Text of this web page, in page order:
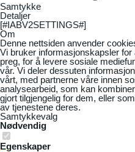
Samtykke
Detaljer
[#IABV2SETTINGS#]
Om
Denne nettsiden anvender
Vi bruker informasjonskapsler
preg, for å levere sosiale
vår. Vi deler dessuten
vårt, med partnerne våre innen
analysearbeid, som kan
gjort tilgjengelig for dem, eller
av tjenestene deres.
Samtykkevalg
Nødvendig
Egenskaper